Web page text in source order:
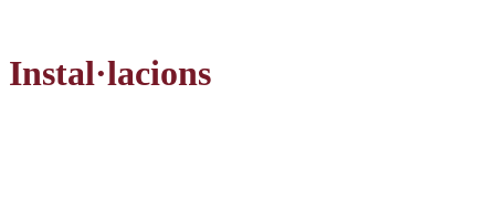
Instal·lacions